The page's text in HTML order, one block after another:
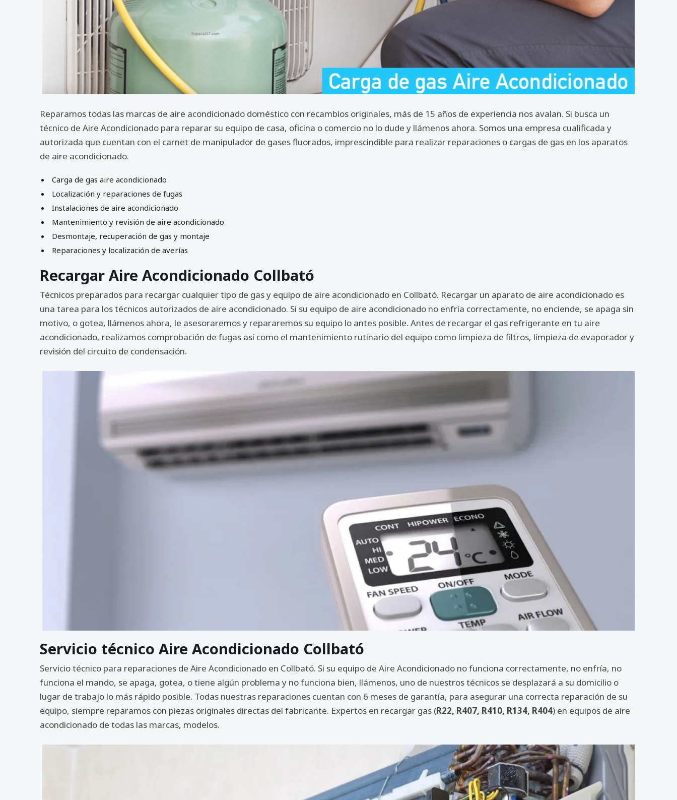
Reparamos todas las marcas de aire acondicionado doméstico con recambios originales, más de 15 años de experiencia nos avalan. Si busca un
técnico de Aire Acondicionado para reparar su equipo de casa, oficina o comercio no lo dude y llámenos ahora. Somos una empresa cualificada y
autorizada que cuentan con el carnet de manipulador de gases fluorados, imprescindible para realizar reparaciones o cargas de gas en los aparatos
de aire acondicionado.
Carga de gas aire acondicionado
Localización y reparaciones de fugas
Instalaciones de aire acondicionado
Mantenimiento y revisión de aire acondicionado
Desmontaje, recuperación de gas y montaje
Reparaciones y localización de averías
Recargar Aire Acondicionado Collbató
Técnicos preparados para recargar cualquier tipo de gas y equipo de aire acondicionado en Collbató. Recargar un aparato de aire acondicionado es
una tarea para los técnicos autorizados de aire acondicionado. Si su equipo de aire acondicionado no enfría correctamente, no enciende, se apaga sin
motivo, o gotea, llámenos ahora, le asesoraremos y repararemos su equipo lo antes posible. Antes de recargar el gas refrigerante en tu aire
acondicionado, realizamos comprobación de fugas así como el mantenimiento rutinario del equipo como limpieza de filtros, limpieza de evaporador y
revisión del circuito de condensación.
Servicio técnico Aire Acondicionado Collbató
Servicio técnico para reparaciones de Aire Acondicionado en Collbató. Si su equipo de Aire Acondicionado no funciona correctamente, no enfría, no
funciona el mando, se apaga, gotea, o tiene algún problema y no funciona bien, llámenos, uno de nuestros técnicos se desplazará a su domicilio o
lugar de trabajo lo más rápido posible. Todas nuestras reparaciones cuentan con 6 meses de garantía, para asegurar una correcta reparación de su
equipo, siempre reparamos con piezas originales directas del fabricante. Expertos en recargar gas (R22, R407, R410, R134, R404) en equipos de aire
acondicionado de todas las marcas, modelos.